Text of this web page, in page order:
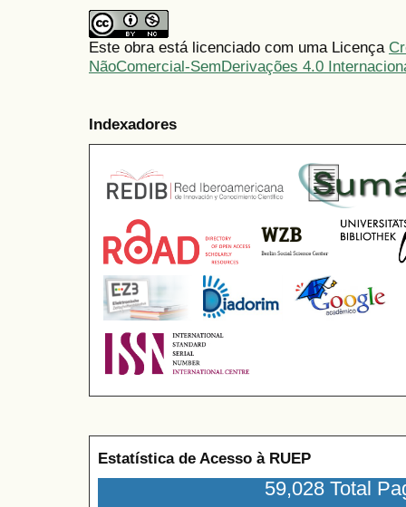
Este obra está licenciado com uma Licença
NãoComercial-SemDerivações 4.0
Indexadores
Estatística de Acesso à RUEP
59,028 Total